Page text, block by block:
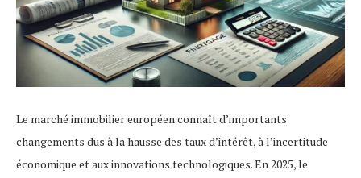
Le marché immobilier européen connaît d’importants
changements dus à la hausse des taux d’intérêt, à l’incertitude
économique et aux innovations technologiques. En 2025, le